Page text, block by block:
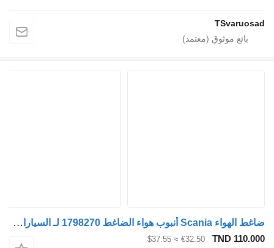
ضاغط الهواء Scania أنبوب هواء الضاغط 1798270 لـ السيارات القاطرة Scania G400
TND
€32.50
≈ $37.55